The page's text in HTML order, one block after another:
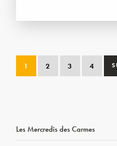
1 2 3 4
Les Mercredis des Carmes